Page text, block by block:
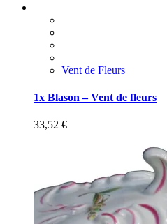
Vent de Fleurs
1x Blason – Vent de fleurs
33,52 €